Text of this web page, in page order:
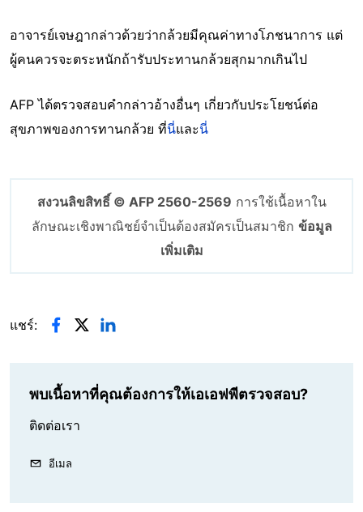
อาจารย์เจษฎากล่าวด้วยว่ากล้วยมีคุณค่าทางโภชนาการ แต่
ผู้คนควรจะตระหนักถ้ารับประทานกล้วยสุกมากเกินไป
AFP ได้ตรวจสอบคำกล่าวอ้างอื่นๆ เกี่ยวกับประโยชน์ต่อ
สุขภาพของการทานกล้วย ที่นี่และนี่
สงวนลิขสิทธิ์ © AFP 2560-2569 การใช้เนื้อหาใน
ลักษณะเชิงพาณิชย์จำเป็นต้องสมัครเป็นสมาชิก ข้อมูล
เพิ่มเติม
แชร์:
พบเนื้อหาที่คุณต้องการให้เอเอฟพีตรวจสอบ?
ติดต่อเรา
อีเมล